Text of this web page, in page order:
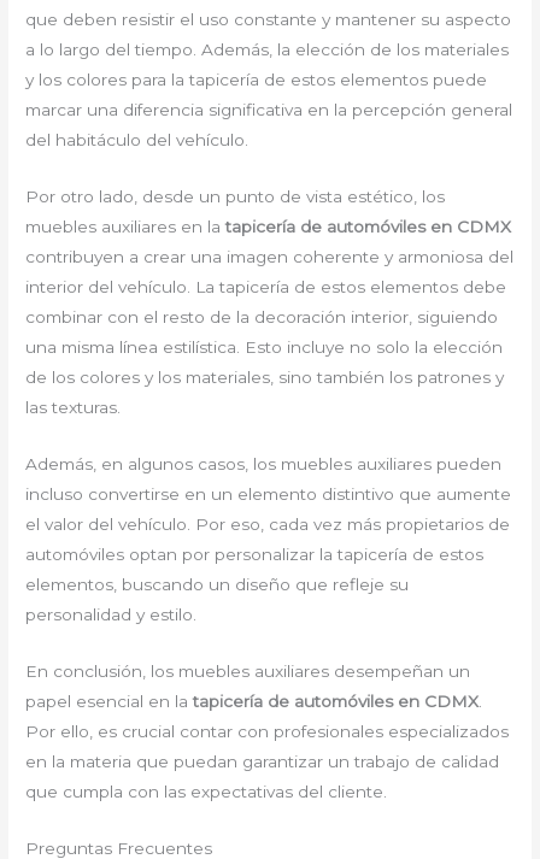
que deben resistir el uso constante y mantener su aspecto
a lo largo del tiempo. Además, la elección de los materiales
y los colores para la tapicería de estos elementos puede
marcar una diferencia significativa en la percepción general
del habitáculo del vehículo.
Por otro lado, desde un punto de vista estético, los
muebles auxiliares en latapicería de automóviles en CDMX
contribuyen a crear una imagen coherente y armoniosa del
interior del vehículo. La tapicería de estos elementos debe
combinar con el resto de la decoración interior, siguiendo
una misma línea estilística. Esto incluye no solo la elección
de los colores y los materiales, sino también los patrones y
las texturas.
Además, en algunos casos, los muebles auxiliares pueden
incluso convertirse en un elemento distintivo que aumente
el valor del vehículo. Por eso, cada vez más propietarios de
automóviles optan por personalizar la tapicería de estos
elementos, buscando un diseño que refleje su
personalidad y estilo.
En conclusión, los muebles auxiliares desempeñan un
papel esencial en latapicería de automóviles en CDMX
Por ello, es crucial contar con profesionales especializados
en la materia que puedan garantizar un trabajo de calidad
que cumpla con las expectativas del cliente.
Preguntas Frecuentes